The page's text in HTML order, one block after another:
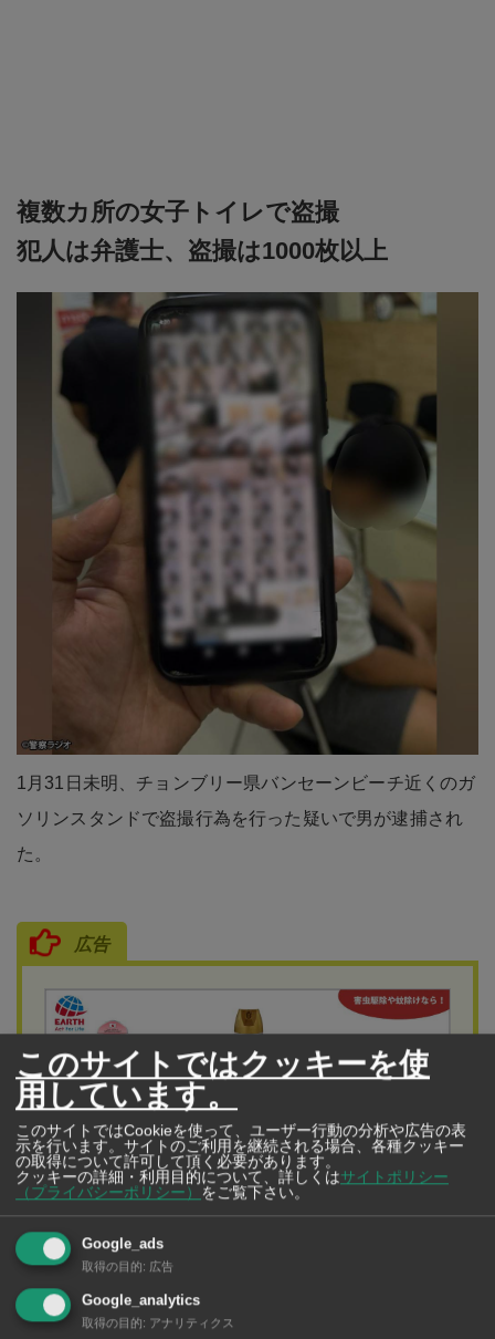
複数カ所の女子トイレで盗撮
犯人は弁護士、盗撮は1000枚以上
1月31日未明、チョンブリー県バンセーンビーチ近くのガ
ソリンスタンドで盗撮行為を行った疑いで男が逮捕され
た。
広告
EARTH (THAILAND) CO., LTD.
害虫駆除や蚊除けなら！
タイでもアース製品にお任せ！
複数カ所の女子トイレで盗撮犯人は弁護士、盗撮は1000
このサイトではクッキーを使
用しています。
このサイトではCookieを使って、ユーザー行動の分析や広告の表
示を行います。サイトのご利用を継続される場合、各種クッキー
の取得について許可して頂く必要があります。
クッキーの詳細・利用目的について、詳しくはサイトポリシー
（プライバシーポリシー）
をご覧下さい。
Google_ads
取得の目的: 広告
Google_analytics
取得の目的: アナリティクス